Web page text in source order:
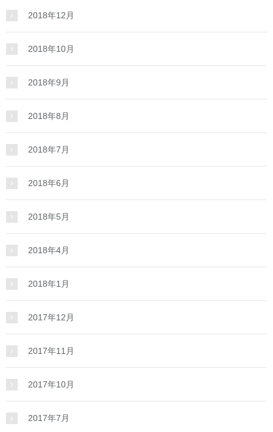
2018年12月
2018年10月
2018年9月
2018年8月
2018年7月
2018年6月
2018年5月
2018年4月
2018年1月
2017年12月
2017年11月
2017年10月
2017年7月